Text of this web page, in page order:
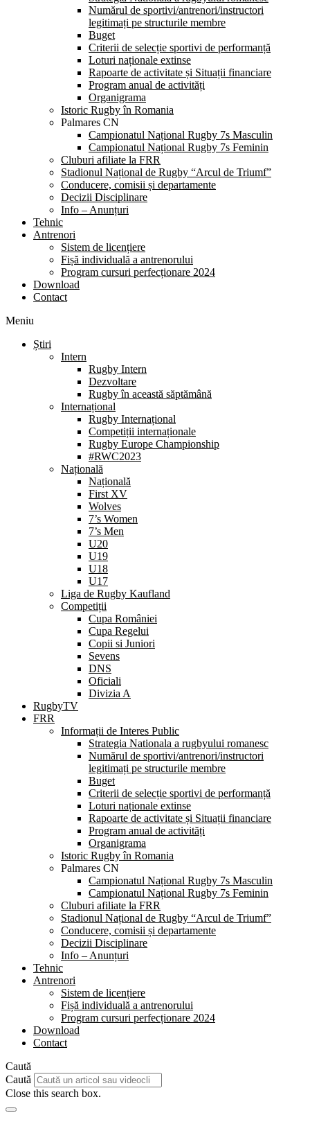
Numărul de sportivi/antrenori/instructori
legitimați pe structurile membre
Buget
Criterii de selecție sportivi de performanță
Loturi naționale extinse
Rapoarte de activitate și Situații financiare
Program anual de activități
Organigrama
Istoric Rugby în Romania
Palmares CN
Campionatul Național Rugby 7s Masculin
Campionatul Național Rugby 7s Feminin
Cluburi afiliate la FRR
Stadionul Național de Rugby “Arcul de Triumf”
Conducere, comisii și departamente
Decizii Disciplinare
Info – Anunțuri
Tehnic
Antrenori
Sistem de licențiere
Fișă individuală a antrenorului
Program cursuri perfecționare 2024
Download
Contact
Meniu
Știri
Intern
Rugby Intern
Dezvoltare
Rugby în această săptămână
Internațional
Rugby Internațional
Competiții internaționale
Rugby Europe Championship
#RWC2023
Națională
Națională
First XV
Wolves
7’s Women
7’s Men
U20
U19
U18
U17
Liga de Rugby Kaufland
Competiții
Cupa României
Cupa Regelui
Copii si Juniori
Sevens
DNS
Oficiali
Divizia A
RugbyTV
FRR
Informații de Interes Public
Strategia Nationala a rugbyului romanesc
Numărul de sportivi/antrenori/instructori
legitimați pe structurile membre
Buget
Criterii de selecție sportivi de performanță
Loturi naționale extinse
Rapoarte de activitate și Situații financiare
Program anual de activități
Organigrama
Istoric Rugby în Romania
Palmares CN
Campionatul Național Rugby 7s Masculin
Campionatul Național Rugby 7s Feminin
Cluburi afiliate la FRR
Stadionul Național de Rugby “Arcul de Triumf”
Conducere, comisii și departamente
Decizii Disciplinare
Info – Anunțuri
Tehnic
Antrenori
Sistem de licențiere
Fișă individuală a antrenorului
Program cursuri perfecționare 2024
Download
Contact
Caută
Caută
Close this search box.